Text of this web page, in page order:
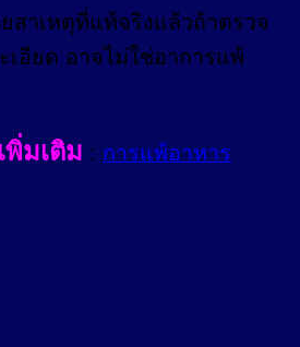
สาเหตุที่แท้จริงแล้วถ้าตรวจ
เอียด อาจไม่ใช่อาการแพ้
พิ่มเติม : การแพ้อาหาร